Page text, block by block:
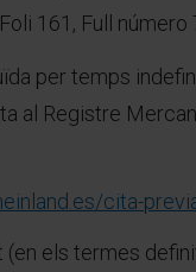
161, Full número
per temps
al Registre
cita-
els termes